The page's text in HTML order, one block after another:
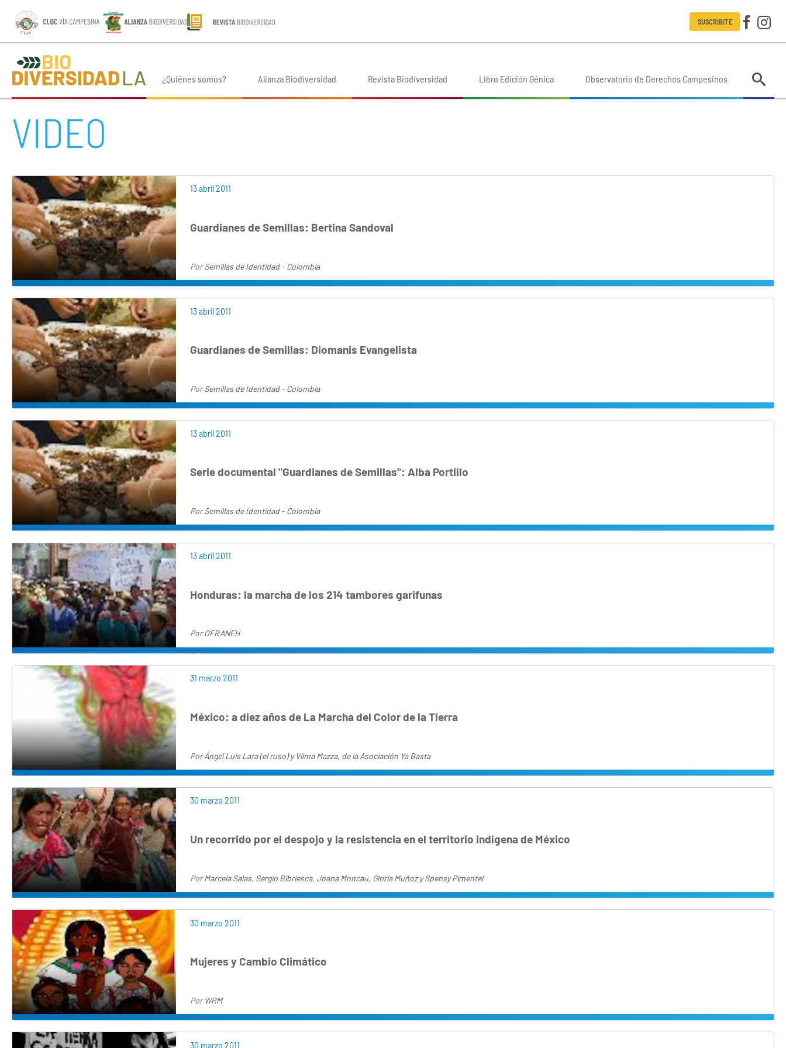
SUSCRIBITE
¿Quiénes somos? Alianza Biodiversidad Revista Biodiversidad Libro Edición Génica Observatorio de Derechos Campesinos
VIDEO
13 abril 2011
Guardianes de Semillas: Bertina Sandoval
PorSemillas de Identidad - Colombia
13 abril 2011
Guardianes de Semillas: Diomanis Evangelista
PorSemillas de Identidad - Colombia
13 abril 2011
Serie documental "Guardianes de Semillas": Alba Portillo
PorSemillas de Identidad - Colombia
13 abril 2011
Honduras: la marcha de los 214 tambores garifunas
PorOFRANEH
31 marzo 2011
México: a diez años de La Marcha del Color de la Tierra
PorÁngel Luis Lara (el ruso) y Vilma Mazza, de la Asociación Ya Basta
30 marzo 2011
Un recorrido por el despojo y la resistencia en el territorio indígena de México
PorMarcela Salas, Sergio Bibriesca, Joana Moncau, Gloria Muñoz y Spensy Pimentel
30 marzo 2011
Mujeres y Cambio Climático
PorWRM
30 marzo 2011